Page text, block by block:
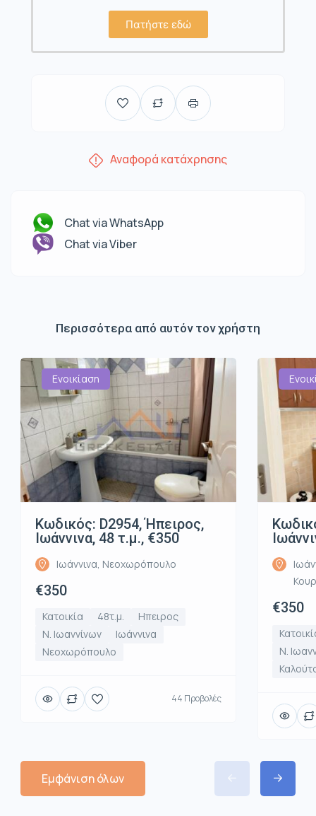
Πατήστε εδώ
Αναφορά κατάχρησης
Chat via WhatsApp
Chat via Viber
Περισσότερα από αυτόν τον χρήστη
Ενοικίαση
Κωδικός: D2954, Ήπειρος,
Ιωάννινα, 48 τ.μ., €350
Ιωάννινα, Νεοχωρόπουλο
€350
Κατοικία 48τ.μ.
Ηπειρος
Ν. Ιωαννίνων
Ιωάννινα
Νεοχωρόπουλο
44 Προβολές
€350
Ν.
Εμφάνιση όλων